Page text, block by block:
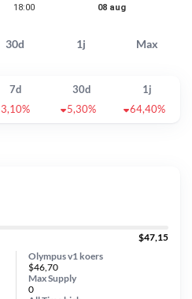
30d 1j Max
7d 30d
1j
3,10% 5,30% 64,40%
$47,15
Olympus v1 koers
$46,70
Max Supply
0